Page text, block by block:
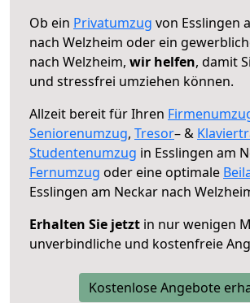
Ob ein Privatumzug von Esslingen
nach Welzheim oder ein
nach Welzheim, wir helfen, damit
und stressfrei umziehen können.
Allzeit bereit für Ihren
Seniorenumzug, Tresor– &
Studentenumzug in Esslingen am
Fernumzug oder eine optimale
Esslingen am Neckar nach
Erhalten Sie jetzt in nur wenigen
unverbindliche und kostenfreie
Kostenlose Angebote